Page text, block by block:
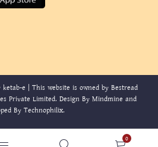
0
e | This website is owned by Bestread
Private Limited. Design By Mindmine and
By Technophilix.